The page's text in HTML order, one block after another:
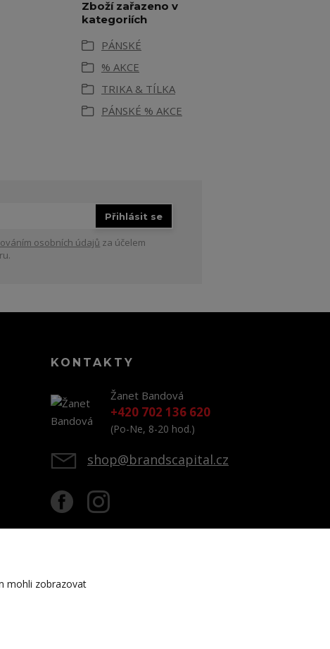
Zboží zařazeno v
kategoriích
PÁNSKÉ
% AKCE
TRIKA & TÍLKA
PÁNSKÉ % AKCE
Přihlásit se
osobních údajů za účelem
KONTAKTY
Žanet Bandová
+420 702 136 620
(Po-Ne, 8-20 hod.)
shop@brandscapital.cz
mohli zobrazovat